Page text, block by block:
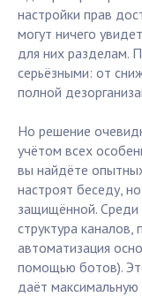
настройки прав
могут ничего
для них разделам.
серьёзными: от
полной
Но решение
учётом всех
вы найдёте
настроят беседу,
защищённой. Среди
структура
автоматизация
помощью ботов).
даёт